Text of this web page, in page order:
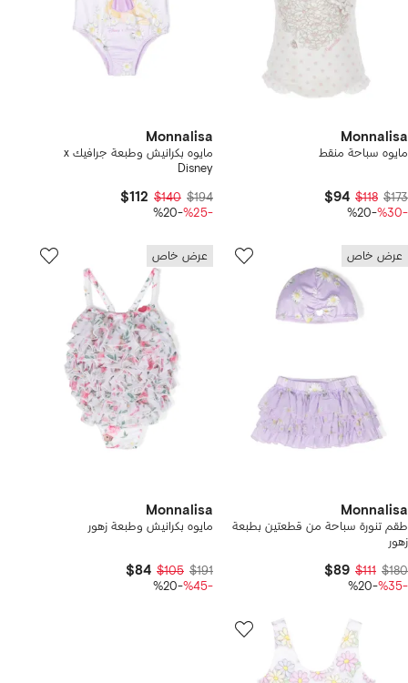
Monnalisa
مايوه سباحة منقط
$173
$118
$94
-%30
-%20
Monnalisa
مايوه بكرانيش وطبعة جرافيك x
Disney
$194
$140
$112
-%25
-%20
عرض خاص
Monnalisa
طقم تنورة سباحة من قطعتين بطبعة
زهور
$180
$111
$89
-%35
-%20
عرض خاص
Monnalisa
مايوه بكرانيش وطبعة زهور
$191
$105
$84
-%45
-%20